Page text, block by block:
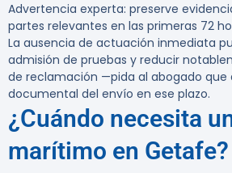
Advertencia experta: preserve
partes relevantes en las primeras 72
La ausencia de actuación inmediata
admisión de pruebas y reducir
de reclamación —pida al abogado que
documental del envío en ese plazo.
¿Cuándo necesita
marítimo en Getafe?